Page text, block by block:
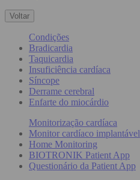
Voltar
Condições
Bradicardia
Taquicardia
Insuficiência cardíaca
Síncope
Derrame cerebral
Enfarte do miocárdio
Monitorização cardíaca
Monitor cardíaco implantável
Home Monitoring
BIOTRONIK Patient App
Questionário da Patient App